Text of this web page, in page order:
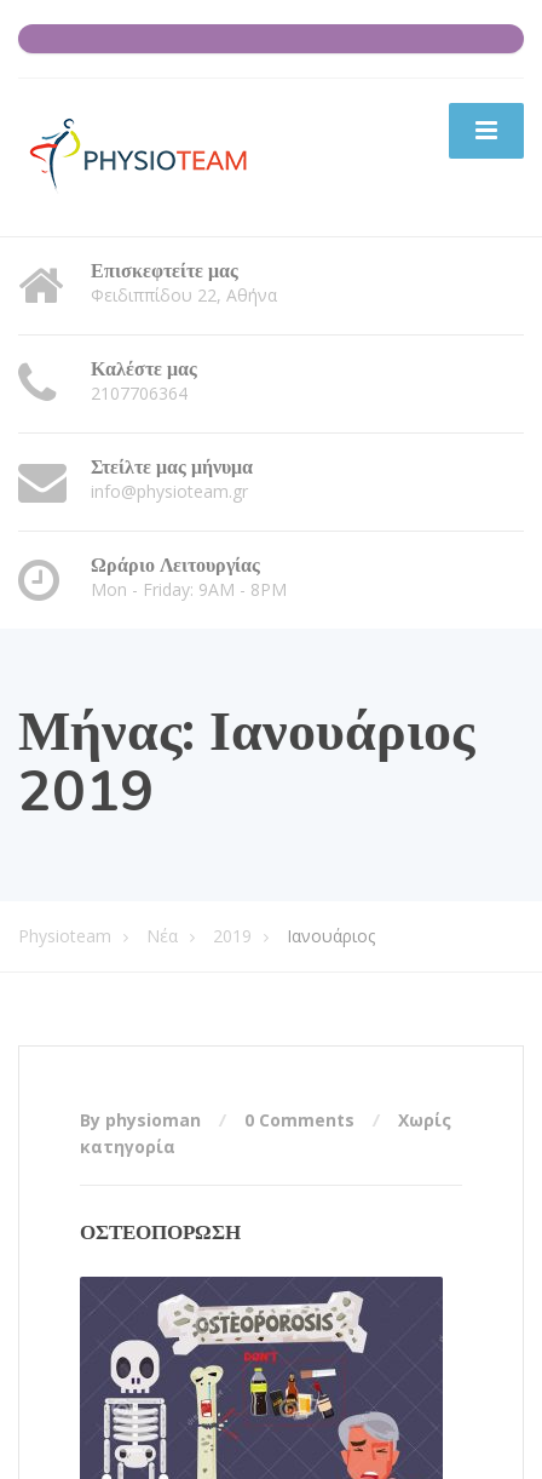
Επισκεφτείτε μας
Φειδιππίδου 22, Αθήνα
Καλέστε μας
2107706364
Στείλτε μας μήνυμα
info@physioteam.gr
Ωράριο Λειτουργίας
Mon - Friday: 9AM - 8PM
Μήνας: Ιανουάριος
2019
Physioteam Νέα 2019 Ιανουάριος
By physioman 0 Comments
Χωρίς
κατηγορία
ΟΣΤΕΟΠΟΡΩΣΗ